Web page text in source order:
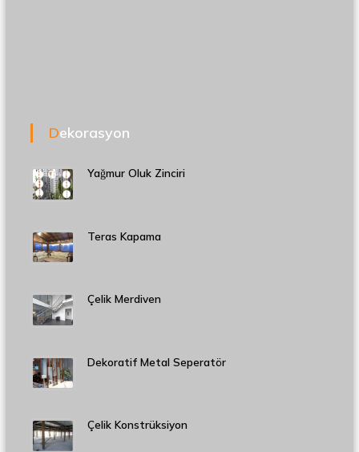
Dekorasyon
Yağmur Oluk Zinciri
Teras Kapama
Çelik Merdiven
Dekoratif Metal Seperatör
Çelik Konstrüksiyon